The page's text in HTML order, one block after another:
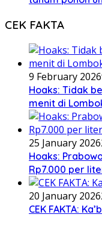
CEK FAKTA
9 February 2026
Hoaks: Tidak
menit di
25 January 2026
Hoaks:
Rp7.000 per
20 January 2026
CEK FAKTA: